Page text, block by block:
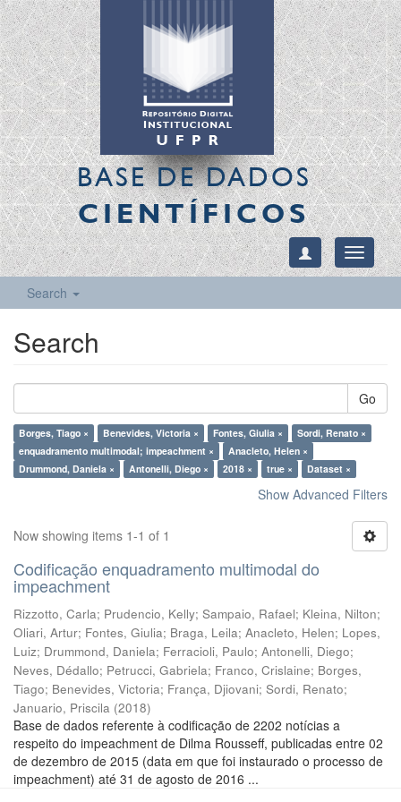
BASE DE DADOS
CIENTÍFICOS
Toggle
Search
Search
Go
Borges, Tiago × Benevides, Victoria × Fontes, Giulia ×
Sordi, Renato ×
enquadramento multimodal; impeachment ×
Anacleto, Helen ×
Drummond, Daniela ×
Antonelli, Diego × 2018 × true × Dataset ×
Show Advanced Filters
Now showing items 1-1 of 1
Codificação enquadramento multimodal do
impeachment
Rizzotto, Carla; Prudencio, Kelly; Sampaio, Rafael; Kleina, Nilton;
Oliari, Artur; Fontes, Giulia; Braga, Leila; Anacleto, Helen; Lopes,
Luiz; Drummond, Daniela; Ferracioli, Paulo; Antonelli, Diego;
Neves, Dédallo; Petrucci, Gabriela; Franco, Crislaine; Borges,
Tiago; Benevides, Victoria; França, Djiovani; Sordi, Renato;
Januario, Priscila (2018)
Base de dados referente à codificação de 2202 notícias a
respeito do impeachment de Dilma Rousseff, publicadas entre 02
de dezembro de 2015 (data em que foi instaurado o processo de
impeachment) até 31 de agosto de 2016 ...